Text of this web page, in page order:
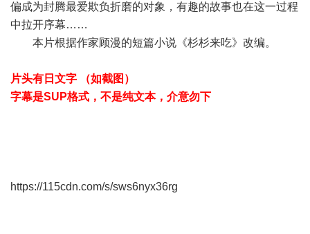
偏成为封腾最爱欺负折磨的对象，有趣的故事也在这一过程
中拉开序幕……
本片根据作家顾漫的短篇小说《杉杉来吃》改编。
片头有日文字 （如截图）
字幕是SUP格式，不是纯文本，介意勿下
https://115cdn.com/s/sws6nyx36rg